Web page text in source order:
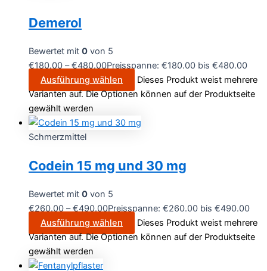
Demerol
Bewertet mit 0 von 5
€180.00 –€480.00Preisspanne: €180.00 bis €480.00
Ausführung wählen
Dieses Produkt weist mehrere
Varianten auf. Die Optionen können auf der Produktseite
gewählt werden
Schmerzmittel
Codein 15 mg und 30 mg
Bewertet mit 0 von 5
€260.00 –€490.00Preisspanne: €260.00 bis €490.00
Ausführung wählen
Dieses Produkt weist mehrere
Varianten auf. Die Optionen können auf der Produktseite
gewählt werden